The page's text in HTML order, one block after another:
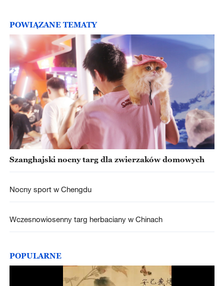
POWIĄZANE TEMATY
Szanghajski nocny targ dla zwierzaków domowych
Nocny sport w Chengdu
Wczesnowiosenny targ herbaciany w Chinach
POPULARNE